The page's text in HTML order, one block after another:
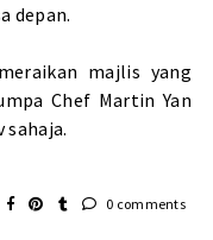
depan.
majlis yang
Chef Martin Yan
sahaja.
0 comments